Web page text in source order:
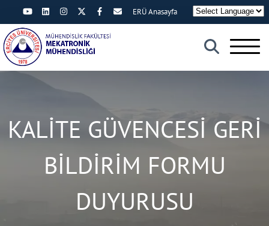
×
ERÜ Anasayfa
KALİTE GÜVENCESİ GERİ
BİLDİRİM FORMU
DUYURUSU